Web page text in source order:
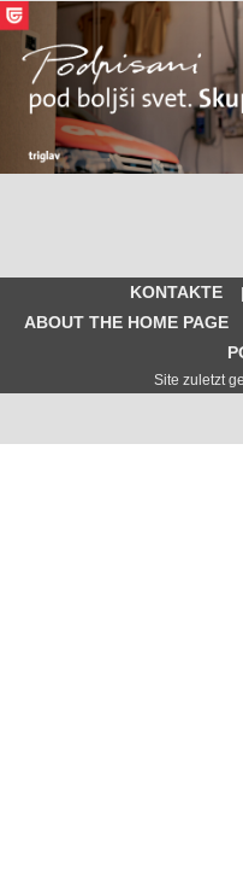
KONTAKTE
ABOUT THE HOME PAGE
Site zuletzt